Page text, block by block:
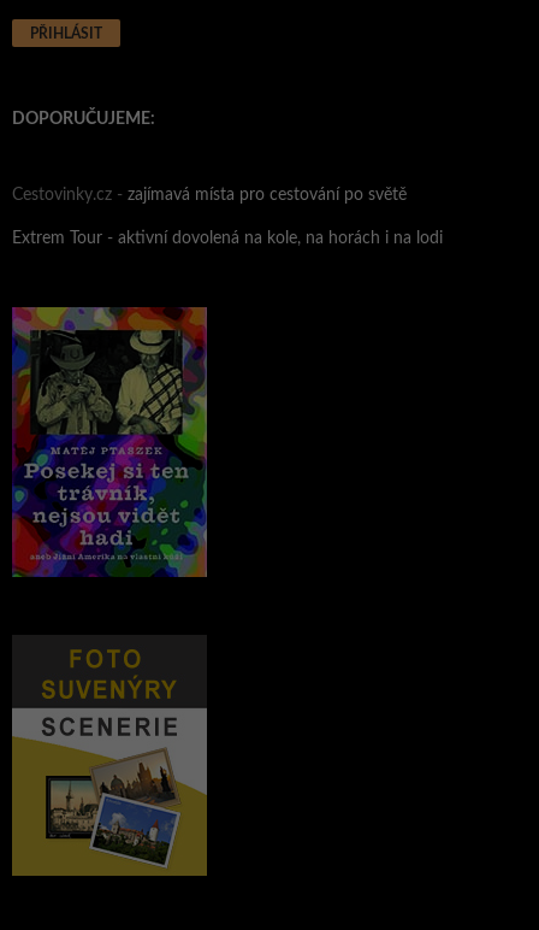
DOPORUČUJEME:
Cestovinky.cz - zajímavá místa pro cestování po světě
Extrem Tour - aktivní dovolená na kole, na horách i na lodi